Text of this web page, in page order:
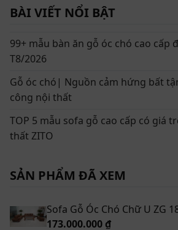
BÀI VIẾT NỔI BẬT
99+ mẫu bàn ăn gỗ óc chó cao cấp
T8/2026
Gỗ óc chó| Nguồn cảm hứng bất
công nội thất
TOP 5 mẫu sofa gỗ cao cấp có giá
thất ZITO
SẢN PHẨM ĐÃ XEM
173.000.000 ₫